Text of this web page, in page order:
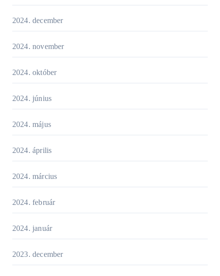
2024. december
2024. november
2024. október
2024. június
2024. május
2024. április
2024. március
2024. február
2024. január
2023. december